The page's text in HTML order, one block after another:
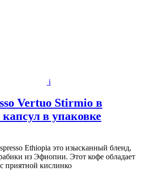
i
Vertuo Stirmio в
в упаковке
Ethiopia это изысканный бленд,
из Эфиопии. Этот кофе обладает
приятной кислинко